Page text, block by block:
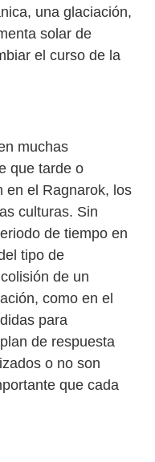
una glaciación,
solar de
el curso de la
muchas
que tarde o
en el Ragnarok, los
culturas. Sin
de tiempo en
tipo de
de un
como en el
para
de respuesta
o no son
que cada